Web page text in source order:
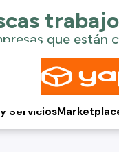
Servicios